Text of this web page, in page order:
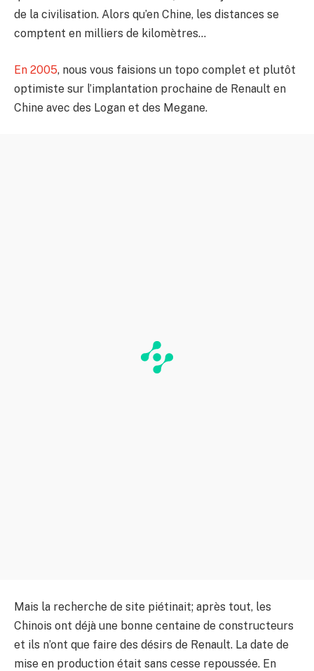
de la civilisation. Alors qu’en Chine, les distances se
comptent en milliers de kilomètres…
En 2005, nous vous faisions un topo complet et plutôt
optimiste sur l’implantation prochaine de Renault en
Chine avec des Logan et des Megane.
Mais la recherche de site piétinait; après tout, les
Chinois ont déjà une bonne centaine de constructeurs
et ils n’ont que faire des désirs de Renault. La date de
mise en production était sans cesse repoussée. En